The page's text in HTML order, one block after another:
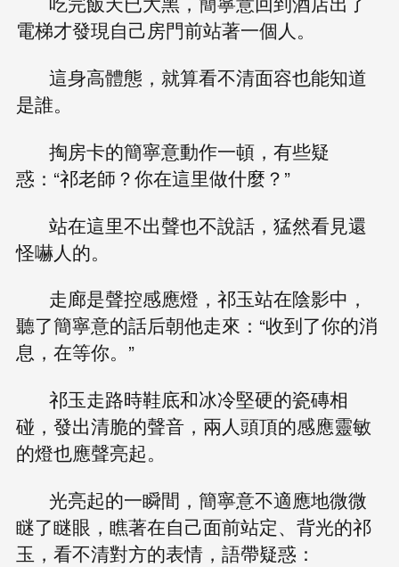
電梯才發現自己房門前站著一個人。
這身高體態，就算看不清面容也能知道
是誰。
掏房卡的簡寧意動作一頓，有些疑
惑：“祁老師？你在這里做什麼？”
站在這里不出聲也不說話，猛然看見還
怪嚇人的。
走廊是聲控感應燈，祁玉站在陰影中，
聽了簡寧意的話后朝他走來：“收到了你的消
息，在等你。”
祁玉走路時鞋底和冰冷堅硬的瓷磚相
碰，發出清脆的聲音，兩人頭頂的感應靈敏
的燈也應聲亮起。
光亮起的一瞬間，簡寧意不適應地微微
瞇了瞇眼，瞧著在自己面前站定、背光的祁
玉，看不清對方的表情，語帶疑惑：